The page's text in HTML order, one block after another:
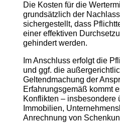
Die Kosten für die
grundsätzlich der
sichergestellt, dass
einer effektiven
gehindert werden.
Im Anschluss erfolgt die
und ggf. die
Geltendmachung der
Erfahrungsgemäß kommt
Konflikten – insbesondere
Immobilien,
Anrechnung von